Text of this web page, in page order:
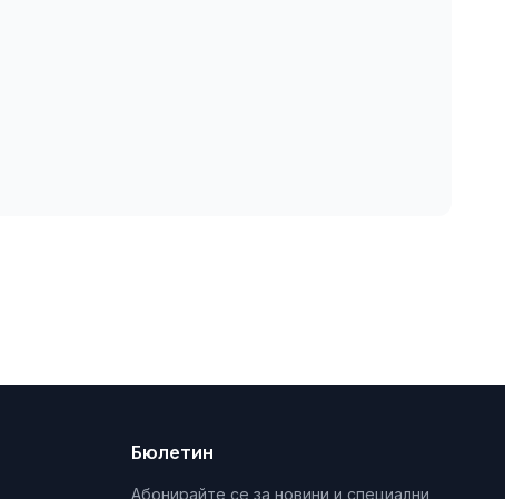
Бюлетин
Абонирайте се за новини и специални